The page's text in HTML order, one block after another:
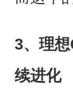
3、理
续进化